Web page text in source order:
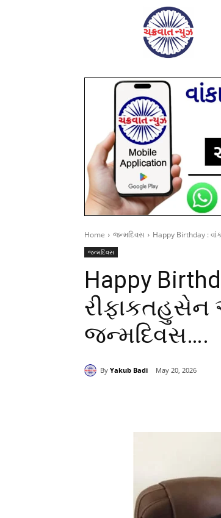
Home જન્મદિવસ Happy Birthday :
જન્મદિવસ
Happy
જન્મદિવસ….
By Yakub Badi May 20, 2026